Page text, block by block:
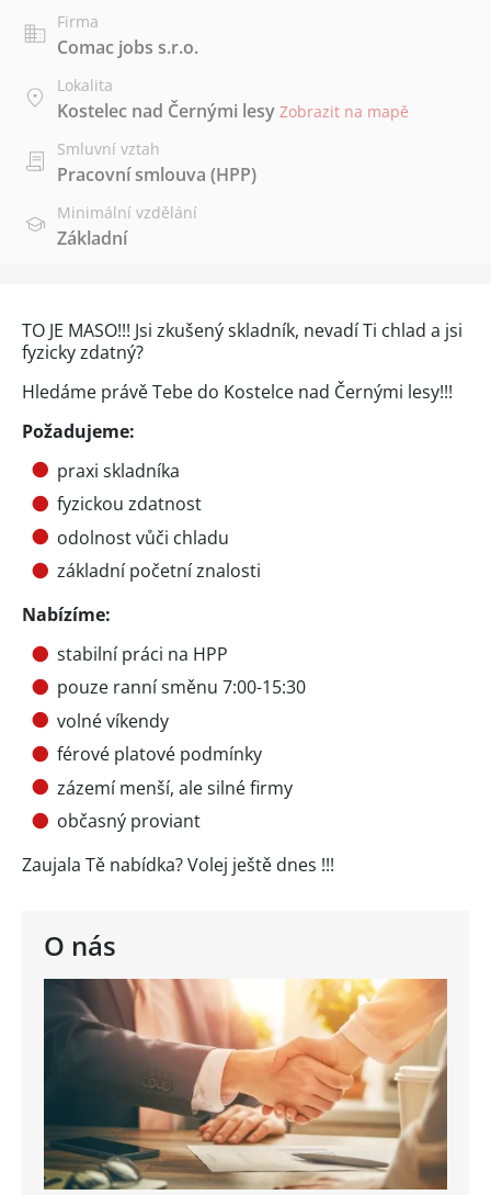
Firma
Comac jobs s.r.o.
Lokalita
Kostelec nad Černými lesy Zobrazit na mapě
Smluvní vztah
Pracovní smlouva (HPP)
Minimální vzdělání
Základní
O nás
TO JE MASO!!! Jsi zkušený skladník, nevadí Ti chlad a jsi
fyzicky zdatný?
Hledáme právě Tebe do Kostelce nad Černými lesy!!!
Požadujeme:
praxi skladníka
fyzickou zdatnost
odolnost vůči chladu
základní početní znalosti
Nabízíme:
stabilní práci na HPP
pouze ranní směnu 7:00-15:30
volné víkendy
férové platové podmínky
zázemí menší, ale silné firmy
občasný proviant
Zaujala Tě nabídka? Volej ještě dnes !!!